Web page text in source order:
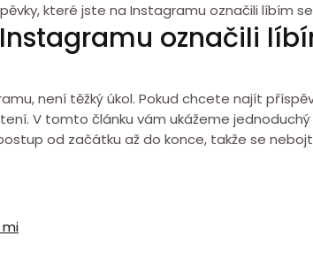
které jste na Instagramu označili líbím
označili
není těžký úkol. Pokud chcete najít
V tomto článku vám ukážeme
od začátku až do konce, takže se